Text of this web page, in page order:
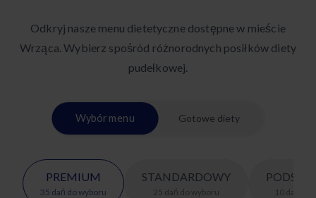
Odkryj nasze menu dietetyczne dostępne w mieście
Wrząca. Wybierz spośród różnorodnych posiłków diety
pudełkowej.
Wybór menu Gotowe diety
PREMIUM
35 dań do wyboru
STANDARDOWY
25 dań do wyboru 10 dań